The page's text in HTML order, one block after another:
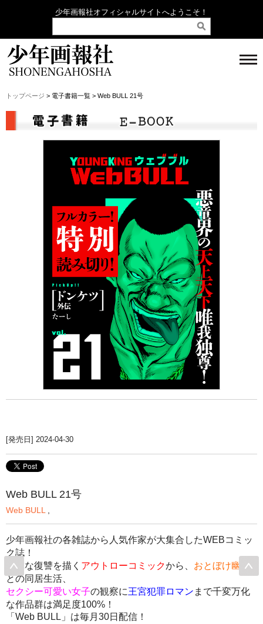
少年画報社オフィシャルサイトへようこそ！
トップページ > 電子書籍一覧 > Web BULL 21号
[発売日] 2024-04-30
Web BULL 21号
Web BULL
少年画報社の各雑誌から人気作家が大集合したWEBコミッ
ク誌！
残虐な復讐を描く アウトローコミックから、 おとぼけ幽霊
との同居生活、
セクシー可愛い女子の観察に王宮犯罪ロマン まで千変万化
な作品群は満足度100%！
「Web BULL」は毎月30日配信！